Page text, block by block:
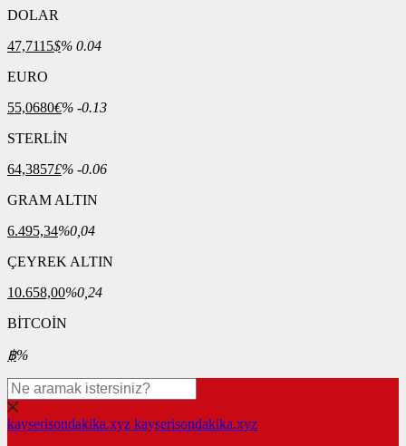
DOLAR
47,7115$% 0.04
EURO
55,0680€% -0.13
STERLİN
64,3857£% -0.06
GRAM ALTIN
6.495,34%0,04
ÇEYREK ALTIN
10.658,00%0,24
BİTCOİN
฿%
kayserisondakika.xyz kayserisondakika.xyz